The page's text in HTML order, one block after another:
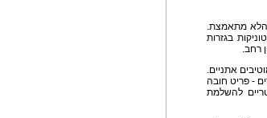
הנינוחה, הלא מתאמצת.
בגזרות
רחב.
אתניים.
- פריט חובה
להשלמת